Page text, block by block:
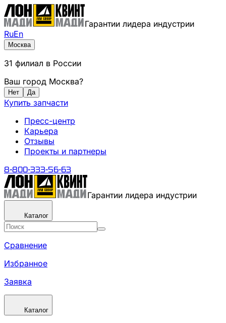
Гарантии лидера индустрии
RuEn
Москва
31 филиал в России
Ваш город Москва?
Нет Да
Купить запчасти
Пресс-центр
Карьера
Отзывы
Проекты и партнеры
8-800-333-56-63
Гарантии лидера индустрии
Каталог
Сравнение
Избранное
Заявка
Каталог